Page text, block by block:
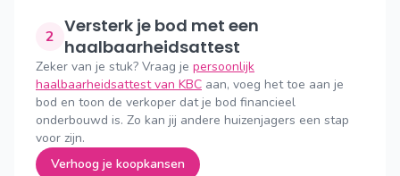
2 Versterk je bod met een
haalbaarheidsattest
Zeker van je stuk? Vraag je persoonlijk
haalbaarheidsattest van KBC aan, voeg het toe aan je
bod en toon de verkoper dat je bod financieel
onderbouwd is. Zo kan jij andere huizenjagers een stap
voor zijn.
Verhoog je koopkansen